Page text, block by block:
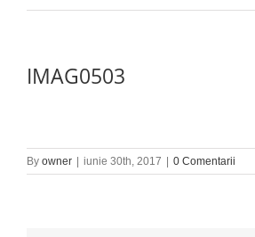
IMAG0503
By owner | iunie 30th, 2017 | 0 Comentarii